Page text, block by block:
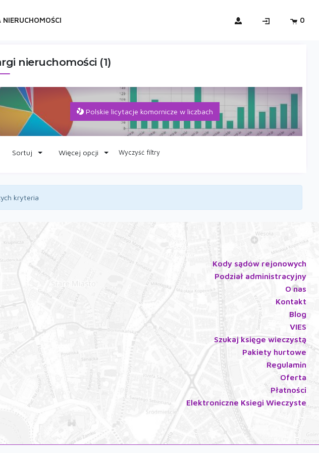
NIERUCHOMOŚCI 0
nieruchomości (1)
Polskie licytacje komornicze w liczbach
Sortuj Więcej opcji Wyczyść filtry
kryteria
Kody sądów rejonowych
Podział administracyjny
O nas
Kontakt
Blog
VIES
Szukaj księge wieczystą
Pakiety hurtowe
Regulamin
Oferta
Płatności
Elektroniczne Ksiegi Wieczyste